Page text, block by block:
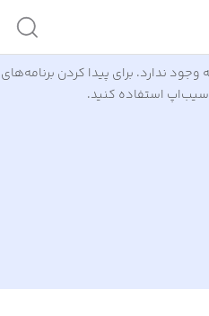
ندارد. برای پیدا کردن برنامه‌های
استفاده کنید.